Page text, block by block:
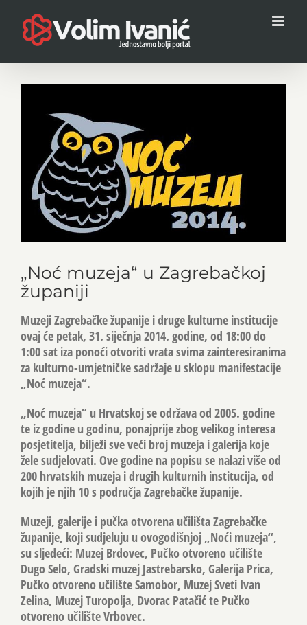
content
„Noć muzeja“ u Zagrebačkoj
županiji
Muzeji Zagrebačke županije i druge kulturne institucije
ovaj će petak, 31. siječnja 2014. godine, od 18:00 do
1:00 sat iza ponoći otvoriti vrata svima zainteresiranima
za kulturno-umjetničke sadržaje u sklopu manifestacije
„Noć muzeja“.
„Noć muzeja“ u Hrvatskoj se održava od 2005. godine
te iz godine u godinu, ponajprije zbog velikog interesa
posjetitelja, bilježi sve veći broj muzeja i galerija koje
žele sudjelovati. Ove godine na popisu se nalazi više od
200 hrvatskih muzeja i drugih kulturnih institucija, od
kojih je njih 10 s područja Zagrebačke županije.
Muzeji, galerije i pučka otvorena učilišta Zagrebačke
županije, koji sudjeluju u ovogodišnjoj „Noći muzeja“,
su sljedeći: Muzej Brdovec, Pučko otvoreno učilište
Dugo Selo, Gradski muzej Jastrebarsko, Galerija Prica,
Pučko otvoreno učilište Samobor, Muzej Sveti Ivan
Zelina, Muzej Turopolja, Dvorac Patačić te Pučko
otvoreno učilište Vrbovec.